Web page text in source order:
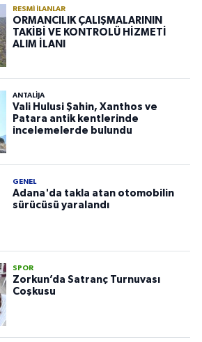
RESMI İLANLAR
ORMANCILIK ÇALIŞMALARININ
TAKİBİ VE KONTROLÜ HİZMETİ
ALIM İLANI
ANTALIJA
Vali Hulusi Şahin, Xanthos ve
Patara antik kentlerinde
incelemelerde bulundu
GENEL
Adana'da takla atan otomobilin
sürücüsü yaralandı
SPOR
Zorkun’da Satranç Turnuvası
Coşkusu